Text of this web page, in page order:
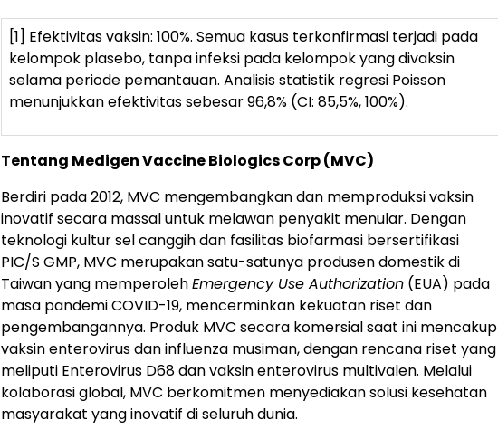
[1] Efektivitas vaksin: 100%. Semua kasus terkonfirmasi terjadi pada
kelompok plasebo, tanpa infeksi pada kelompok yang divaksin
selama periode pemantauan. Analisis statistik regresi Poisson
menunjukkan efektivitas sebesar 96,8% (CI: 85,5%, 100%).
Tentang Medigen Vaccine Biologics Corp (MVC)
Berdiri pada 2012, MVC mengembangkan dan memproduksi vaksin
inovatif secara massal untuk melawan penyakit menular. Dengan
teknologi kultur sel canggih dan fasilitas biofarmasi bersertifikasi
PIC/S GMP, MVC merupakan satu-satunya produsen domestik di
Taiwan yang memperolehEmergency Use Authorization (EUA) pada
masa pandemi COVID-19, mencerminkan kekuatan riset dan
pengembangannya. Produk MVC secara komersial saat ini mencakup
vaksin enterovirus dan influenza musiman, dengan rencana riset yang
meliputi Enterovirus D68 dan vaksin enterovirus multivalen. Melalui
kolaborasi global, MVC berkomitmen menyediakan solusi kesehatan
masyarakat yang inovatif di seluruh dunia.